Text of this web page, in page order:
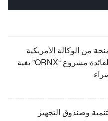
من الوكالة الأمريكية
للتجارة والتنمية لفائدة مشروع “ORNX” بغية
وصندوق التجهيز